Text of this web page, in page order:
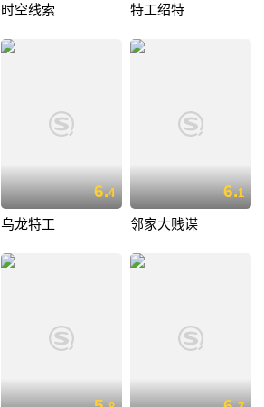
时空线索 特工绍特
6.4
乌龙特工
6.1
邻家大贱谍